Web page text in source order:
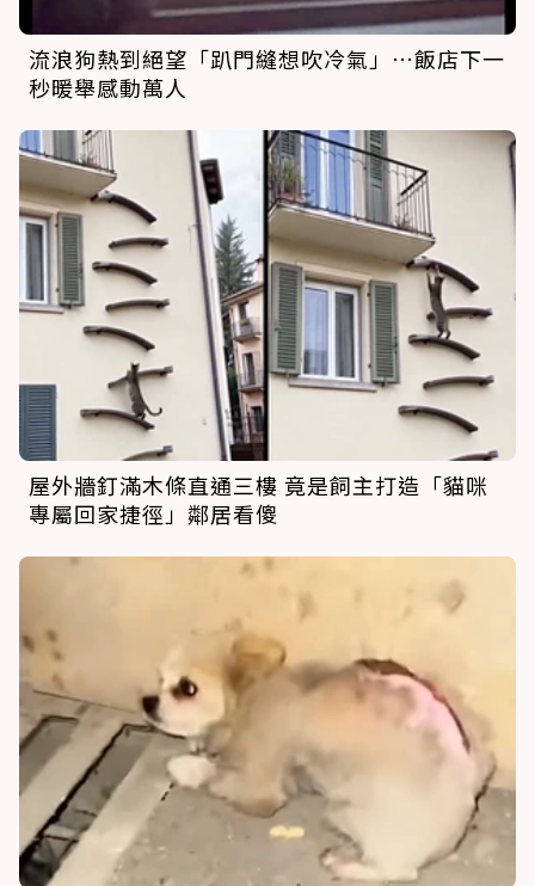
流浪狗熱到絕望「趴門縫想吹冷氣」…飯店下一
秒暖舉感動萬人
屋外牆釘滿木條直通三樓 竟是飼主打造「貓咪
專屬回家捷徑」鄰居看傻